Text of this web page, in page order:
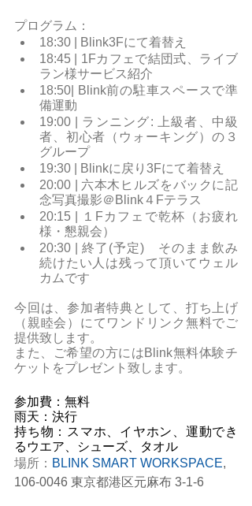
プログラム：
18:30 | Blink3Fにて着替え
18:45 | 1Fカフェで結団式、ライブ
ラン様サービス紹介
18:50| Blink前の駐車スペースで準
備運動
19:00 | ランニング: 上級者、中級
者、初心者（ウォーキング）の３
グループ
19:30 | Blinkに戻り3Fにて着替え
20:00 | 六本木ヒルズをバックに記
念写真撮影＠Blink４Fテラス
20:15 | １Fカフェで乾杯（お疲れ
様・懇親会）
20:30 | 終了(予定)　そのまま飲み
続けたい人は残って頂いてウェル
カムです
今回は、参加者特典として、打ち上げ
（親睦会）にてワンドリンク無料でご
提供致します。
また、ご希望の方にはBlink無料体験チ
ケットをプレゼント致します。
参加費：無料
雨天：決行
持ち物：スマホ、イヤホン、運動でき
るウエア、シューズ、タオル
場所： BLINK SMART WORKSPACE,
106-0046 東京都港区元麻布 3-1-6